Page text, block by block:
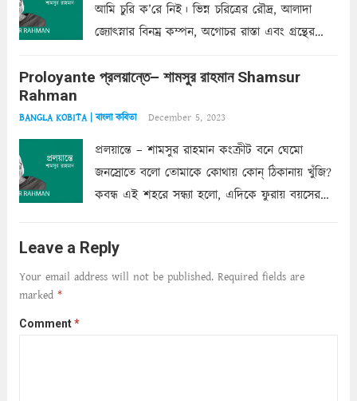
আমি চুরি ক’রে নিই। ভিন্ন চরিত্রের রৌদ্র, আলাদা
জ্যোৎস্নার বিনম্র কম্পন, অগোচর রাস্তা এবং গ্রন্থের
ছায়াচ্ছন্ন মোহন মিথুন মূর্তি, লোপামুদ্রা ভীষণ বিব্রত
Proloyante প্রলয়ান্তে– শামসুর রাহমান Shamsur
Rahman
BANGLA KOBITA | বাংলা কবিতা December 5, 2023
প্রলয়ান্তে – শামসুর রাহমান কংক্রীট বনে ঘেমো
জনস্রোতে বলো তোমাকে কোথায় কোন্‌ ঠিকানায় খুঁজি?
কবন্ধ এই শহরে সন্ধ্যা হলো, এদিকে ফুরায় বয়সের
আমার শরীরে সখ্য গড়ে, তোমার গহন ঊর্মিল যৌবন
আনে আশ্বন...
Leave a Reply
Your email address will not be published. Required fields are
marked *
Comment*